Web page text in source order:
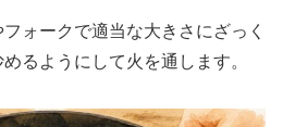
ォークで適当な大きさにざっく
るようにして火を通します。